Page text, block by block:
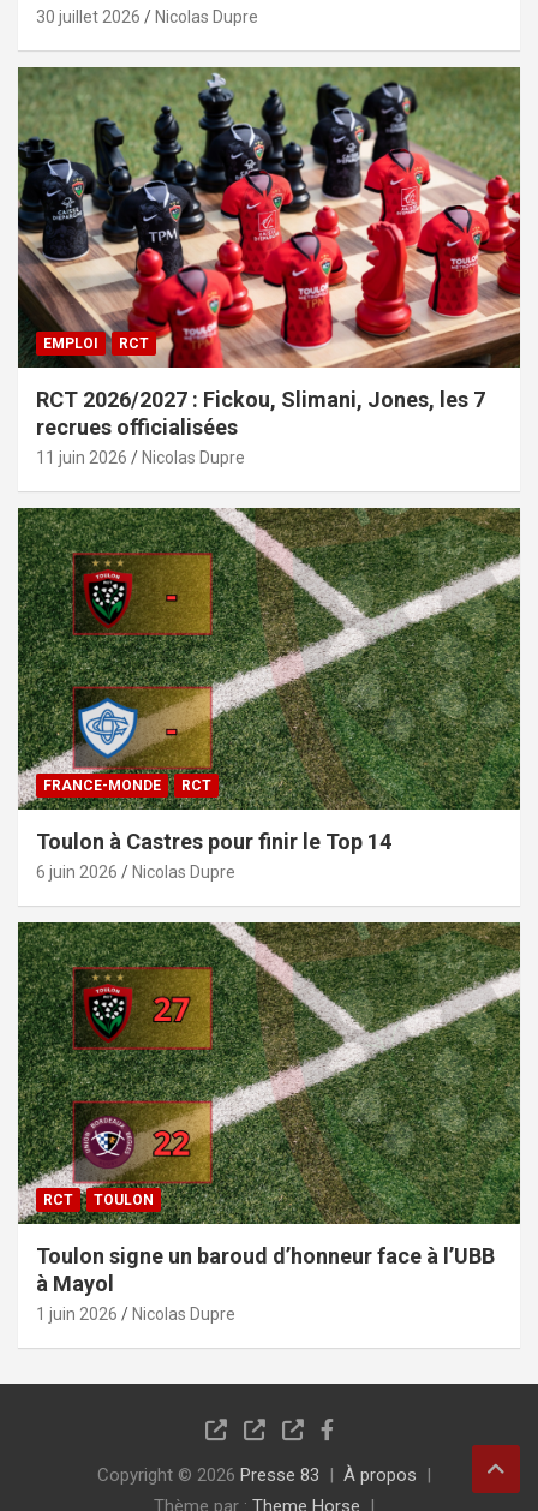
30 juillet 2026 Nicolas Dupre
EMPLOI RCT
RCT 2026/2027 : Fickou, Slimani, Jones, les 7
recrues officialisées
11 juin 2026 Nicolas Dupre
FRANCE-MONDE RCT
Toulon à Castres pour finir le Top 14
6 juin 2026 Nicolas Dupre
RCT TOULON
Toulon signe un baroud d’honneur face à l’UBB
à Mayol
1 juin 2026 Nicolas Dupre
Copyright © 2026 Presse 83
À propos
Thème par : Theme Horse